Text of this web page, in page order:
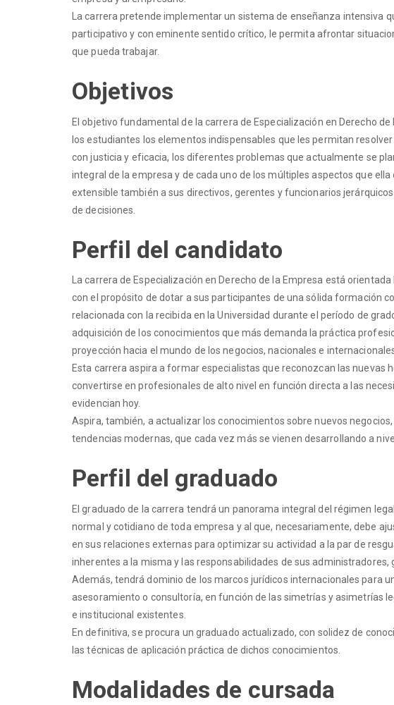
La carrera pretende implementar un sistema de enseñanza intensiva
participativo y con eminente sentido crítico, le permita afrontar
que pueda trabajar.
Objetivos
El objetivo fundamental de la carrera de Especialización en Derecho de
los estudiantes los elementos indispensables que les permitan
con justicia y eficacia, los diferentes problemas que actualmente se
integral de la empresa y de cada uno de los múltiples aspectos que
extensible también a sus directivos, gerentes y funcionarios
de decisiones.
Perfil del candidato
La carrera de Especialización en Derecho de la Empresa está
con el propósito de dotar a sus participantes de una sólida formación
relacionada con la recibida en la Universidad durante el período de
adquisición de los conocimientos que más demanda la práctica
proyección hacia el mundo de los negocios, nacionales e
Esta carrera aspira a formar especialistas que reconozcan las nuevas
convertirse en profesionales de alto nivel en función directa a las
evidencian hoy.
Aspira, también, a actualizar los conocimientos sobre nuevos
tendencias modernas, que cada vez más se vienen desarrollando a
Perfil del graduado
El graduado de la carrera tendrá un panorama integral del régimen
normal y cotidiano de toda empresa y al que, necesariamente, debe
en sus relaciones externas para optimizar su actividad a la par de
inherentes a la misma y las responsabilidades de sus administradores,
Además, tendrá dominio de los marcos jurídicos internacionales para
asesoramiento o consultoría, en función de las simetrías y asimetrías
e institucional existentes.
En definitiva, se procura un graduado actualizado, con solidez de
las técnicas de aplicación práctica de dichos conocimientos.
Modalidades de cursada